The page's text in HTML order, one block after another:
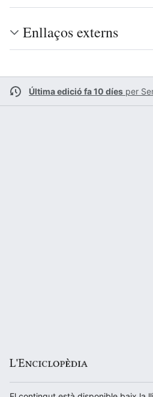
Enllaços externs
Última edició fa 10 díes per